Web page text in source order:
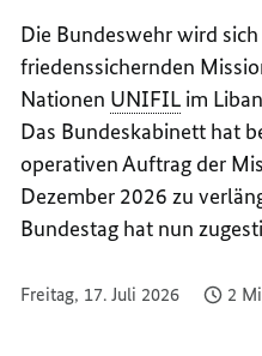
Die Bundeswehr wird
friedenssichernden
Nationen UNIFIL im
Das Bundeskabinett hat
operativen Auftrag der
Dezember 2026 zu
Bundestag hat nun
Freitag, 17. Juli 2026 2